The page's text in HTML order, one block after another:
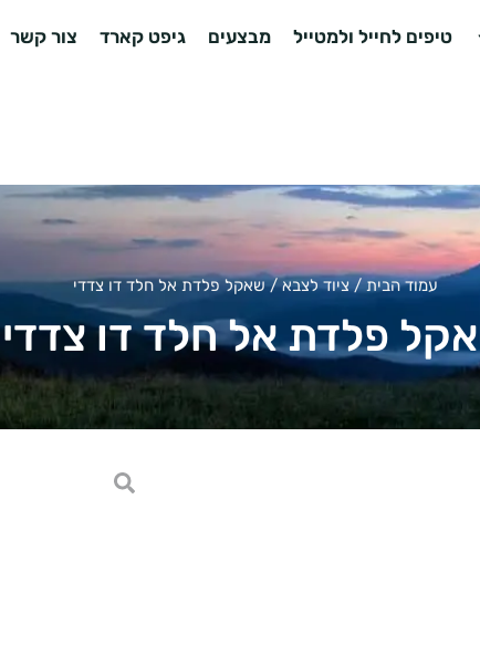
טיפים לחייל ולמטייל מבצעים גיפט קארד צור קשר
עמוד הבית/ציוד לצבא/ שאקל פלדת אל חלד דו צדדי
פלדת אל חלד דו צדדי